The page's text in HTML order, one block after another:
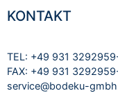
KONTAKT
TEL: +49 931
FAX: +49 931
service@bodeku-